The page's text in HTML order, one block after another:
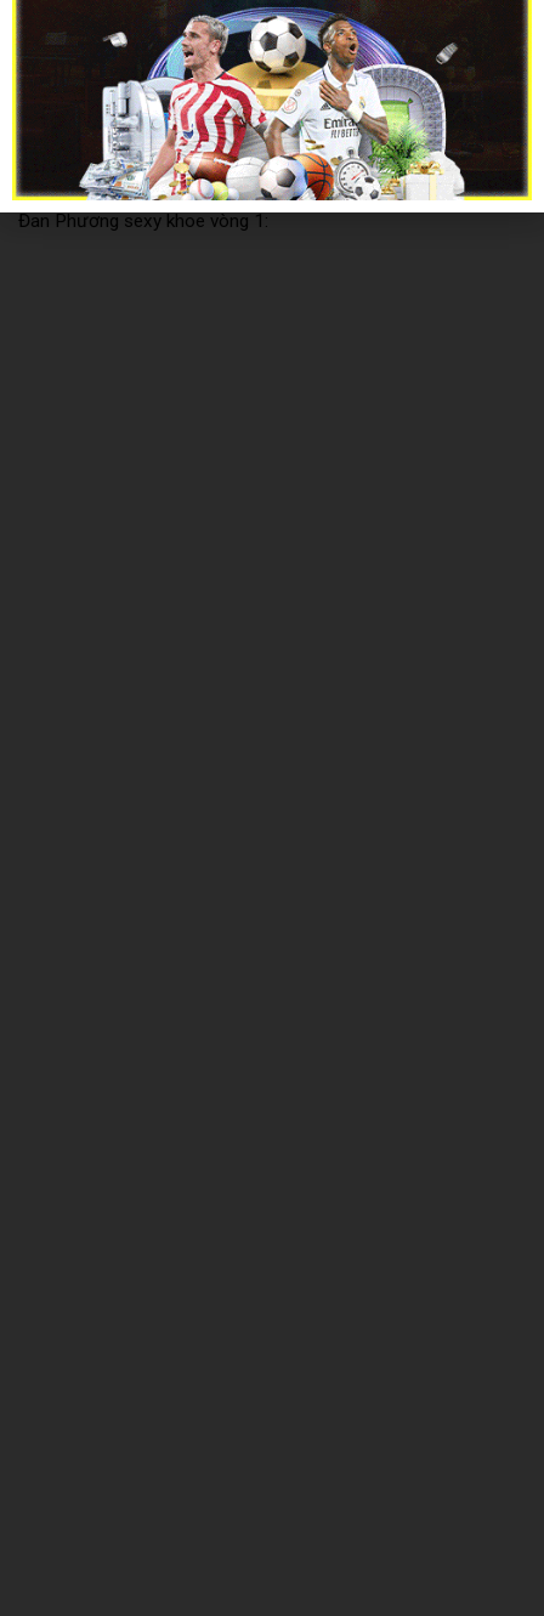
vẫn giữ nét điệu đà và tôn dáng. Cô nàng gây ấn tượng cho
người đối diện với vẻ đẹp dễ thương, đáng yêu. Tuy nhiên khi có
cơ hội, cô nàng vẫn diện những trang phục bó sát để khoe 3
vòng cuốn hút. Mọi người vẫn hay tìm kiếm Nguyễn Đan
Phương mặc bikini nhưng rất hiếm khi cô gái 2k đăng tải những
hình ảnh bikini gợi cảm nên chúng tôi sẽ cập nhật và gửi đến
anh em sau nhé. Và bây giờ cùng ngắm những hình ảnh Nguyễn
Đan Phương sexy khoe vòng 1: